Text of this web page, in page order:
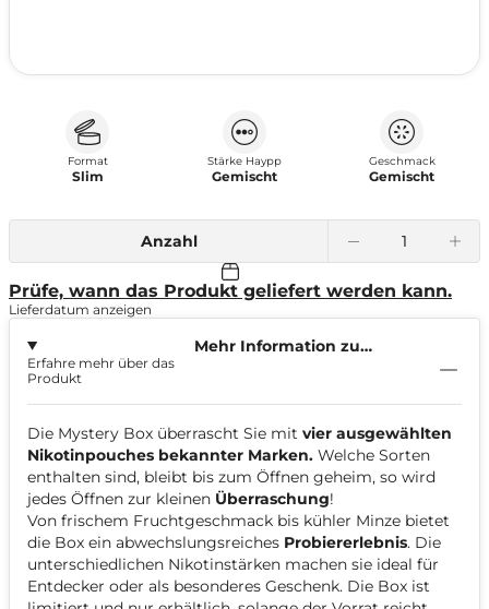
Format
Slim
Stärke Haypp
Gemischt
Geschmack
Gemischt
Anzahl
Prüfe, wann das Produkt geliefert werden kann.
Lieferdatum anzeigen
Mehr Information zu
Erfahre mehr über das
Produkt
Die Mystery Box überrascht Sie mit vier ausgewählten
Nikotinpouches bekannter Marken. Welche Sorten
enthalten sind, bleibt bis zum Öffnen geheim, so wird
jedes Öffnen zur kleinen Überraschung!
Von frischem Fruchtgeschmack bis kühler Minze bietet
die Box ein abwechslungsreiches Probiererlebnis. Die
unterschiedlichen Nikotinstärken machen sie ideal für
Entdecker oder als besonderes Geschenk. Die Box ist